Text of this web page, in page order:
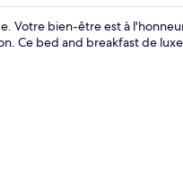
Votre bien-être est à
Ce bed and breakfast de